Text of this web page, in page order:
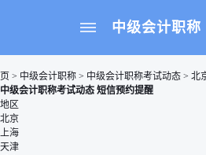
中级会计职称
页 > 中级会计职称 > 中级会计职称考试动态 > 北
中级会计职称考试动态 短信预约提醒
地区
北京
上海
天津